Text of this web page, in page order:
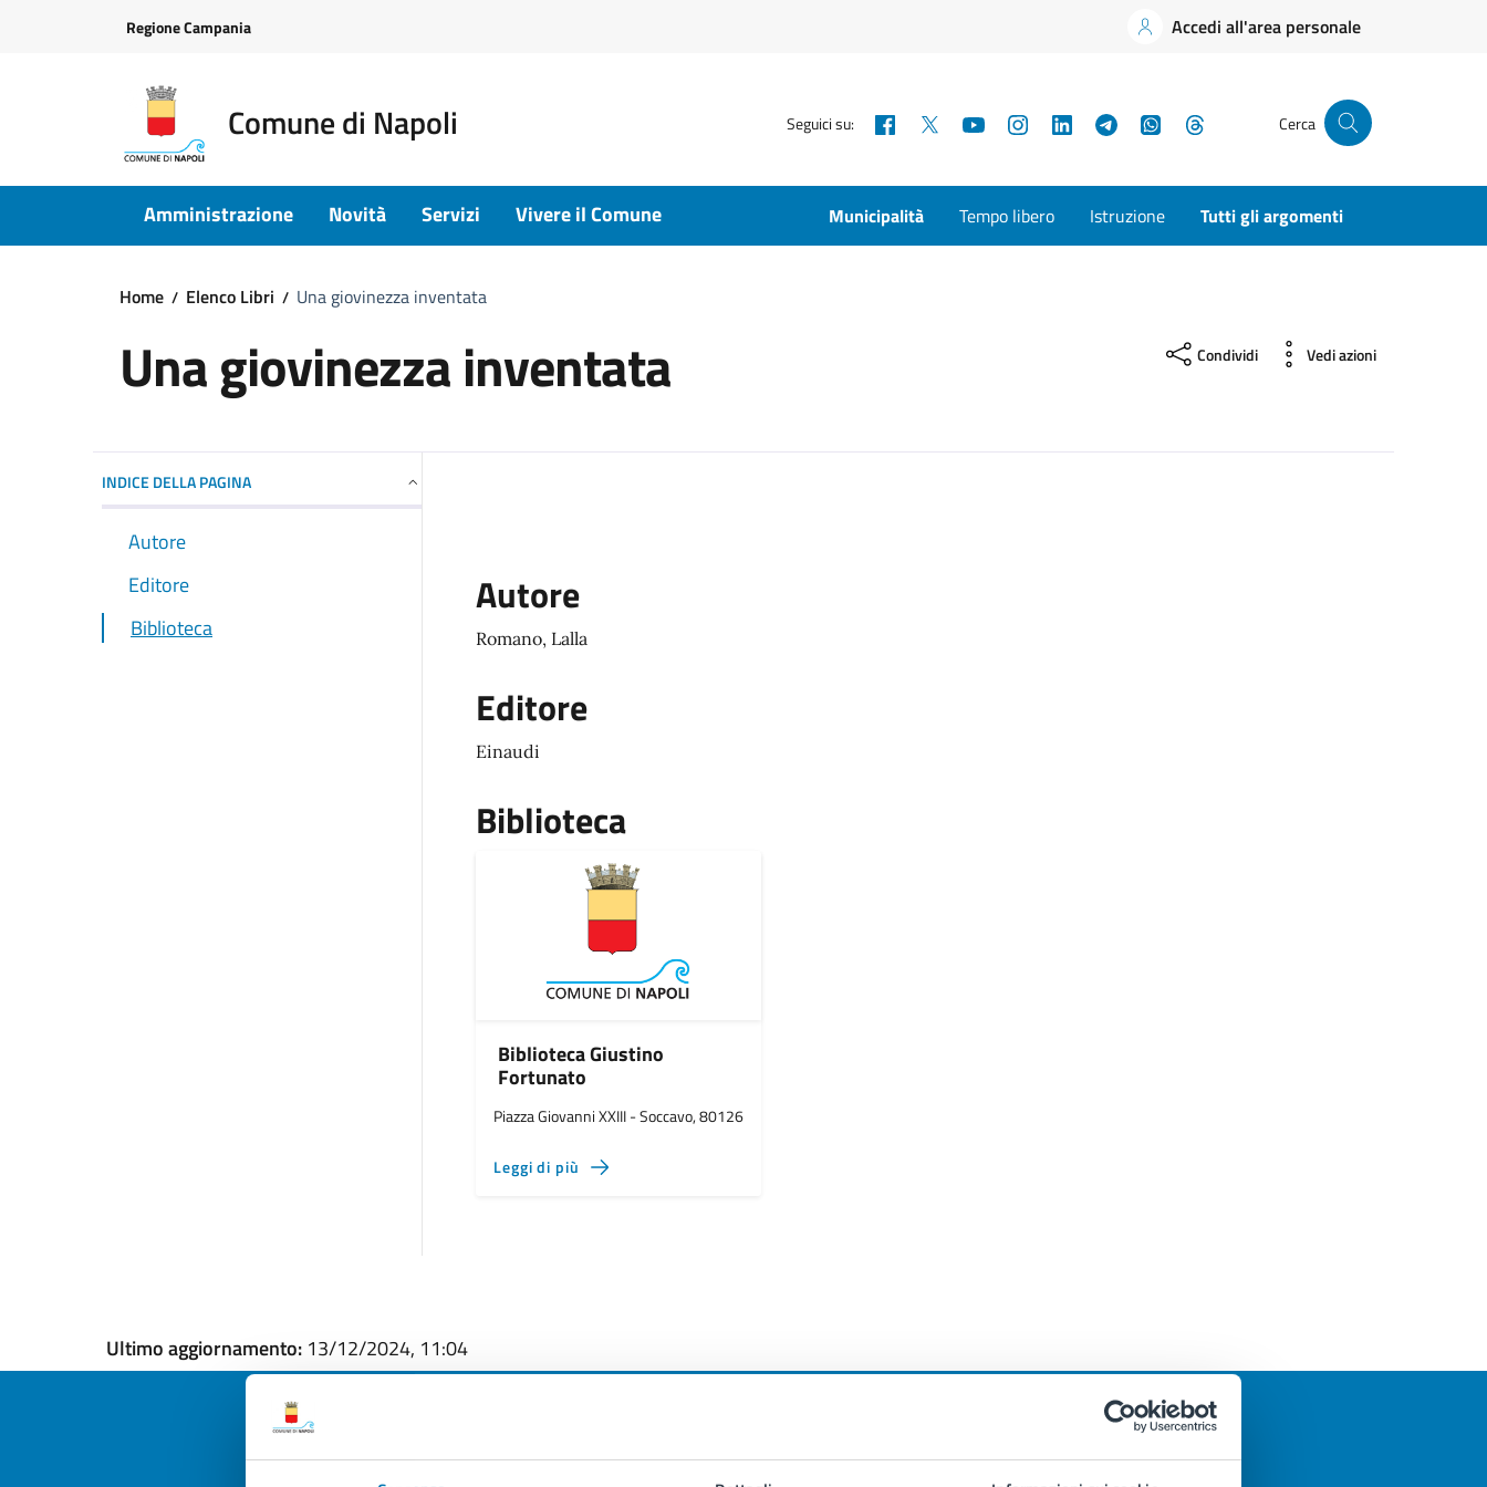
Regione Campania Accedi all'area personale
Comune di Napoli Seguici su: Facebook YouTubeInstagramLinkedInTelegramWhatsApp Cerca
Amministrazione Novità Servizi Vivere il Comune Municipalità Tempo libero Istruzione Tutti gli argomenti
Home Elenco Libri Una giovinezza inventata
Una giovinezza inventata Condividi Vedi azioni
INDICE DELLA PAGINA
Autore
Editore
Biblioteca
Autore
Romano, Lalla
Editore
Einaudi
Biblioteca
Biblioteca Giustino
Fortunato
Piazza Giovanni XXIII - Soccavo, 80126
Leggi di più
Ultimo aggiornamento: 13/12/2024, 11:04